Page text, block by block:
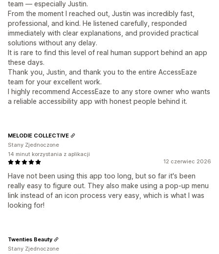
team — especially Justin.
From the moment I reached out, Justin was incredibly fast,
professional, and kind. He listened carefully, responded
immediately with clear explanations, and provided practical
solutions without any delay.
It is rare to find this level of real human support behind an app
these days.
Thank you, Justin, and thank you to the entire AccessEaze
team for your excellent work.
I highly recommend AccessEaze to any store owner who wants
a reliable accessibility app with honest people behind it.
12 czerwiec 2026
Have not been using this app too long, but so far it's been
really easy to figure out. They also make using a pop-up menu
link instead of an icon process very easy, which is what I was
looking for!
MELODIE COLLECTIVE
Stany Zjednoczone
14 minut korzystania z aplikacji
Twenties Beauty
Stany Zjednoczone